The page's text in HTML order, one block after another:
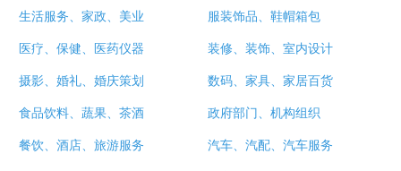
生活服务、家政、美业 服装饰品、鞋帽箱包
医疗、保健、医药仪器 装修、装饰、室内设计
摄影、婚礼、婚庆策划 数码、家具、家居百货
食品饮料、蔬果、茶酒 政府部门、机构组织
餐饮、酒店、旅游服务 汽车、汽配、汽车服务